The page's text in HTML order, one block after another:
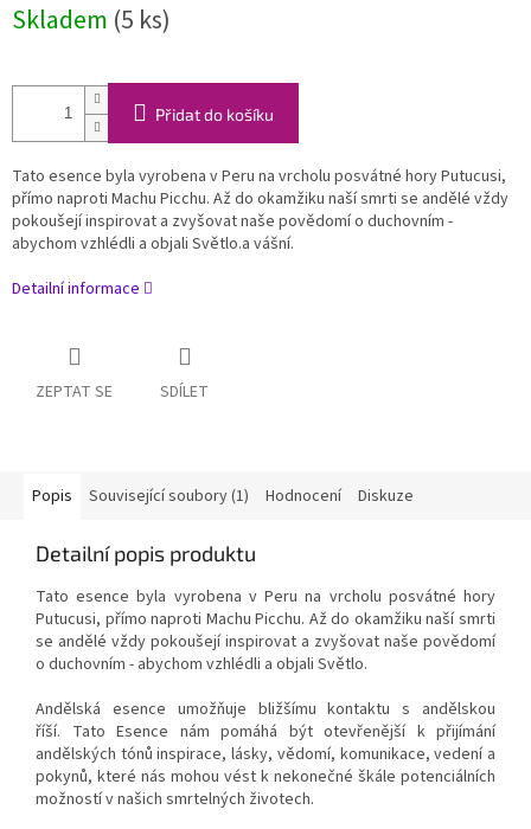
cena:
Skladem (5 ks)
Přidat do košíku
Tato esence byla vyrobena v Peru na vrcholu posvátné hory Putucusi,
přímo naproti Machu Picchu. Až do okamžiku naší smrti se andělé vždy
pokoušejí inspirovat a zvyšovat naše povědomí o duchovním -
abychom vzhlédli a objali Světlo.a vášní.
Detailní informace
ZEPTAT SE SDÍLET
Popis Související soubory (1) Hodnocení Diskuze
Detailní popis produktu
Tato esence byla vyrobena v Peru na vrcholu posvátné hory
Putucusi, přímo naproti Machu Picchu. Až do okamžiku naší smrti
se andělé vždy pokoušejí inspirovat a zvyšovat naše povědomí
o duchovním - abychom vzhlédli a objali Světlo.
Andělská esence umožňuje bližšímu kontaktu s andělskou
říší. Tato Esence nám pomáhá být otevřenější k přijímání
andělských tónů inspirace, lásky, vědomí, komunikace, vedení a
pokynů, které nás mohou vést k nekonečné škále potenciálních
možností v našich smrtelných životech.